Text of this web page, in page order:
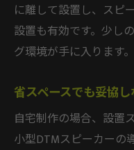
に離して設置し、スピ
設置も有効です。少し
グ環境が手に入ります。
省スペースでも妥協
自宅制作の場合、設置
小型DTMスピーカーの